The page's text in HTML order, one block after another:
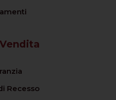
Recesso